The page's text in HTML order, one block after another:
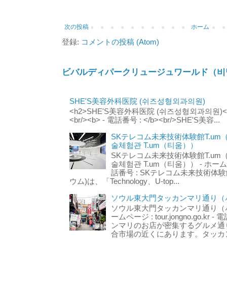
次の投稿 ホーム
登録: コメントの投稿 (Atom)
ビバルディパークリュージュワールド（
SHE'S美容外科医院 (쉬즈성형외과의원)
<h2>SHE'S美容外科医院 (쉬즈성형외과의원
<br/><b> - 電話番号 : </b><br/>SHE'S美容...
SKテレコム未来技術体験館T.um
술체험관 T.um（티움））
SKテレコム未来技術体験館T.um
술체험관 T.um（티움）） - ホー
話番号 : SKテレコム未来技術体
ウム)は、「Technology、U-top...
ソウル東大門タッカンマリ通り
ソウル東大門タッカンマリ通り
ームページ : tour.jongno.go.kr -
ンマリのお店が密集するグルメ
合市場の近くにあります。タッ